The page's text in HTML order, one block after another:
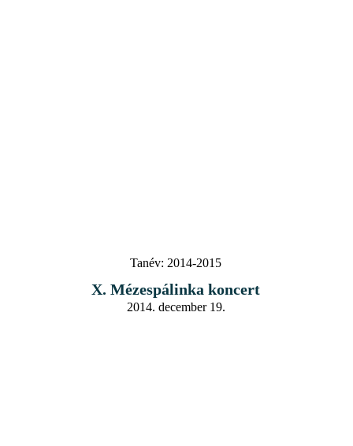
Tanév: 2014-2015
X. Mézespálinka koncert
2014. december 19.